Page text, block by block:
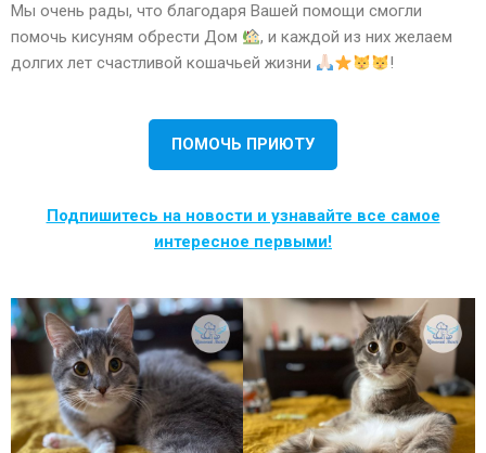
Мы очень рады, что благодаря Вашей помощи смогли
помочь кисуням обрести Дом
, и каждой из них желаем
долгих лет счастливой кошачьей жизни
!
ПОМОЧЬ ПРИЮТУ
Подпишитесь на новости и узнавайте все самое
интересное первыми!